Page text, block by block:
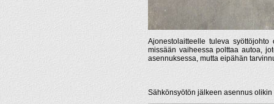
Ajonestolaitteelle tuleva
missään vaiheessa polttaa autoa,
asennuksessa, mutta eipähän
Sähkönsyötön jälkeen asennus olikin